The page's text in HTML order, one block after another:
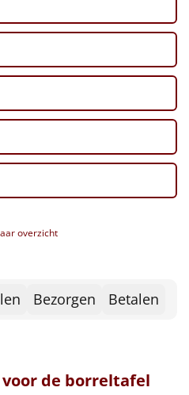
overzicht
Bezorgen Betalen
de borreltafel